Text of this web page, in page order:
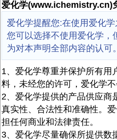
爱化学(www.ichemistry.cn)
爱化学提醒您:在使用爱化
您可以选择不使用爱化学，
为对本声明全部内容的认可。
1、爱化学尊重并保护所有用
料，未经您的许可，爱化学不
2、爱化学提供的产品供应商
真实性、合法性和准确性。
担任何商业和法律责任。
3、爱化学尽量确保所提供数